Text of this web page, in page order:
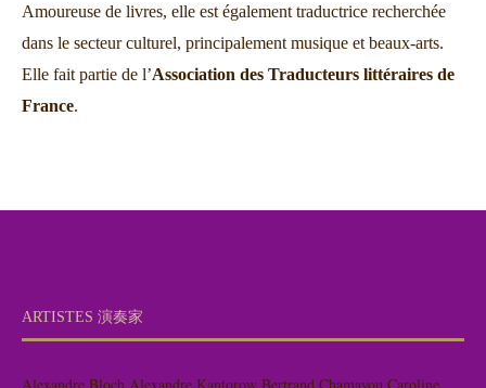
Amoureuse de livres, elle est également traductrice recherchée
dans le secteur culturel, principalement musique et beaux-arts.
Elle fait partie de l’Association des Traducteurs littéraires de
France.
ARTISTES 演奏家
Alexandre Bloch Alexandre Kantorow Bertrand Chamayou Caroline